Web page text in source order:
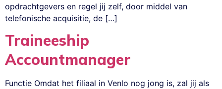
opdrachtgevers en regel jij zelf, door middel van
telefonische acquisitie, de […]
Traineeship
Accountmanager
Functie Omdat het filiaal in Venlo nog jong is, zal jij als